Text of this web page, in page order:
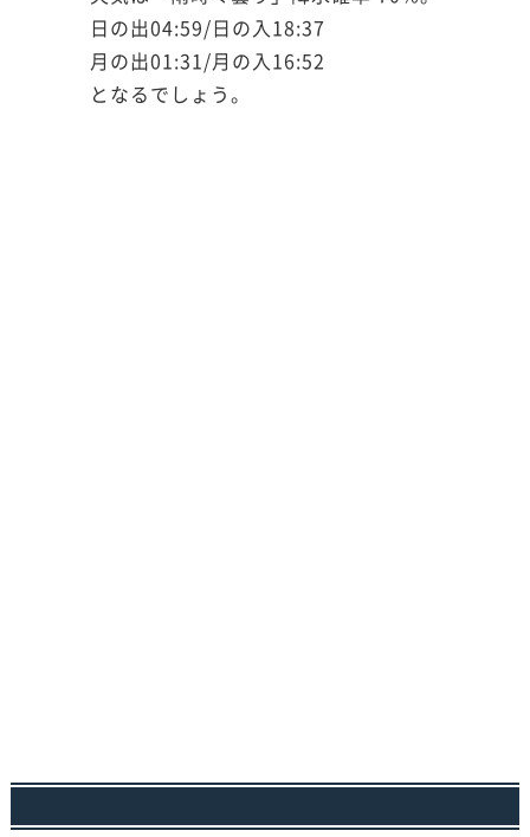
日の出04:59/日の入18:37
月の出01:31/月の入16:52
となるでしょう。